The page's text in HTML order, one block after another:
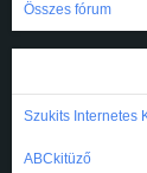
Összes fórum
Szukits Internetes
ABCkitüző